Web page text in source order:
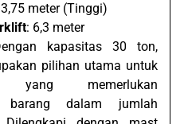
meter (Tinggi)
: 6,3 meter
kapasitas 30 ton,
pilihan utama untuk
yang memerlukan
barang dalam jumlah